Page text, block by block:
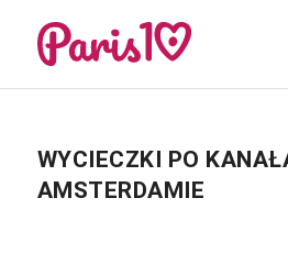
WYCIECZKI PO
AMSTERDAMIE